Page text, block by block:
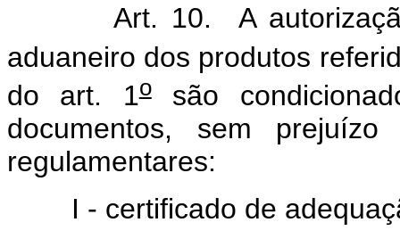
Art. 10. A
aduaneiro dos produtos
do art. 1osão
documentos, sem
regulamentares:
I - certificado de